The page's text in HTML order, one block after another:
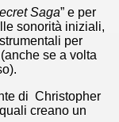
Saga” e per
sonorità iniziali,
per
se a volta
di Christopher
creano un